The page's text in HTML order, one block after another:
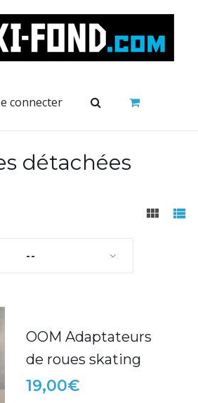
connecter
détachées
--
OOM Adaptateurs
de roues skating
19,00€